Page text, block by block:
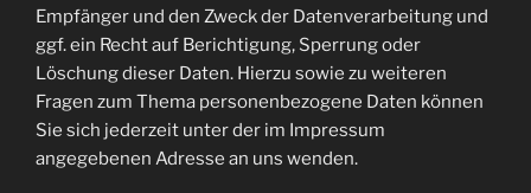
Empfänger und den Zweck der Datenverarbeitung und
ggf. ein Recht auf Berichtigung, Sperrung oder
Löschung dieser Daten. Hierzu sowie zu weiteren
Fragen zum Thema personenbezogene Daten können
Sie sich jederzeit unter der im Impressum
angegebenen Adresse an uns wenden.